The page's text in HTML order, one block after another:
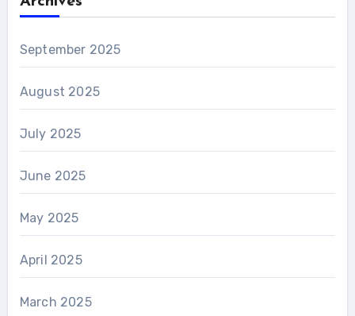
September 2025
August 2025
July 2025
June 2025
May 2025
April 2025
March 2025